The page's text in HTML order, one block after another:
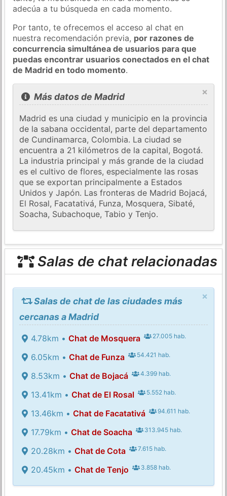
adecúa a tu búsqueda en cada momento.
Por tanto, te ofrecemos el acceso al chat en
nuestra recomendación previa, por razones de
concurrencia simultánea de usuarios para que
puedas encontrar usuarios conectados en el chat
de Madrid en todo momento.
×
Más datos de Madrid
Madrid es una ciudad y municipio en la provincia
de la sabana occidental, parte del departamento
de Cundinamarca, Colombia. La ciudad se
encuentra a 21 kilómetros de la capital, Bogotá.
La industria principal y más grande de la ciudad
es el cultivo de flores, especialmente las rosas
que se exportan principalmente a Estados
Unidos y Japón. Las fronteras de Madrid Bojacá,
El Rosal, Facatativá, Funza, Mosquera, Sibaté,
Soacha, Subachoque, Tabio y Tenjo.
Salas de chat relacionadas
×
Salas de chat de las ciudades más
cercanas a Madrid
4.78km • Chat de Mosquera 27.005 hab.
6.05km • Chat de Funza 54.421 hab.
8.53km • Chat de Bojacá 4.399 hab.
13.41km • Chat de El Rosal 5.552 hab.
13.46km • Chat de Facatativá 94.611 hab.
17.79km • Chat de Soacha 313.945 hab.
20.28km • Chat de Cota 7.615 hab.
20.45km • Chat de Tenjo 3.858 hab.